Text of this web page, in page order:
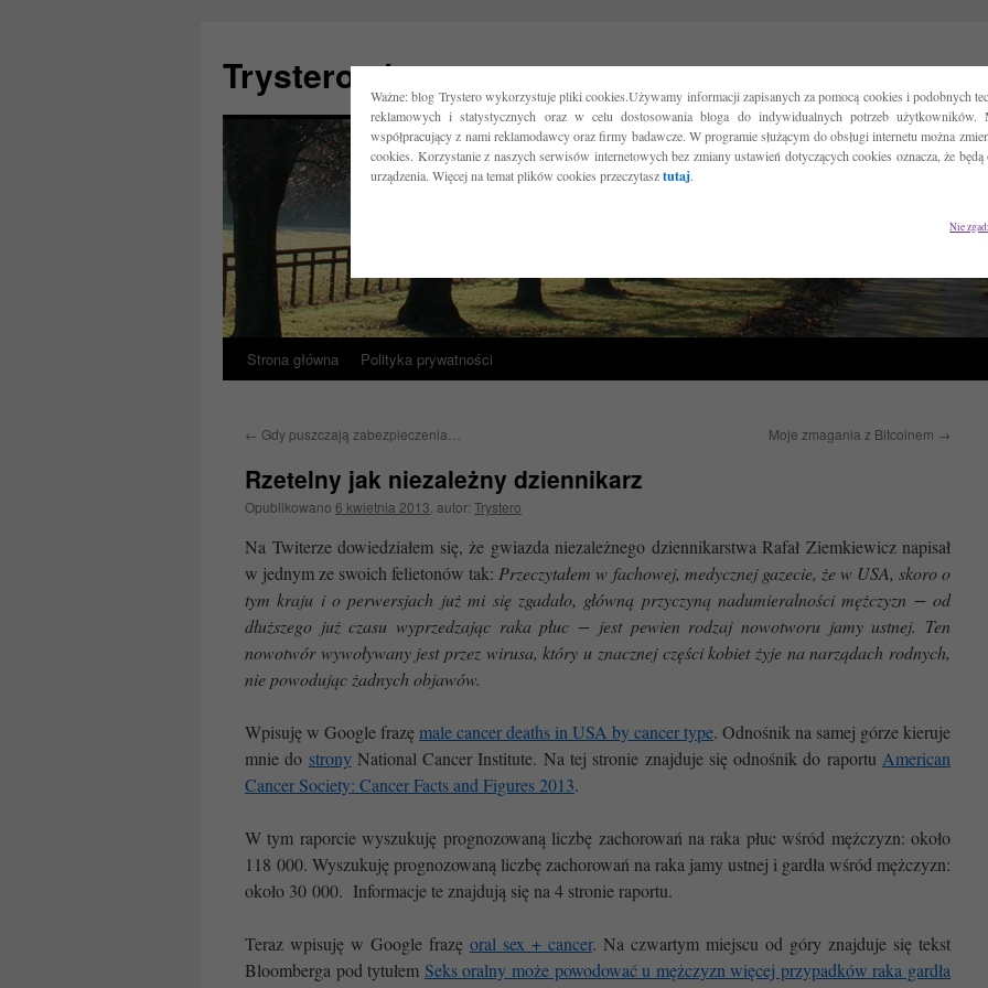
Ważne: blog Trystero wykorzystuje pliki cookies.Używamy informacji zapisanych za pomocą cookies i podobnych
reklamowych i statystycznych oraz w celu dostosowania bloga do indywidualnych potrzeb użytkowników.
współpracujący z nami reklamodawcy oraz firmy badawcze. W programie służącym do obsługi internetu można
cookies. Korzystanie z naszych serwisów internetowych bez zmiany ustawień dotyczących cookies oznacza, że będą
urządzenia. Więcej na temat plików cookies przeczytasztutaj.
Nie
Trystero.pl
Przejdź
treści
Strona główna Polityka prywatności
← Gdy puszczają zabezpieczenia… Moje zmagania z Bitcoinem →
Rzetelny jak niezależny dziennikarz
Opublikowano 6 kwietnia 2013 autor: Trystero
Na Twiterze dowiedziałem się, że gwiazda niezależnego dziennikarstwa Rafał Ziemkiewicz napisał
w jednym ze swoich felietonów tak: Przeczytałem w fachowej, medycznej gazecie, że w USA, skoro o
tym kraju i o perwersjach już mi się zgadało, główną przyczyną nadumieralności mężczyzn − od
dłuższego już czasu wyprzedzając raka płuc − jest pewien rodzaj nowotworu jamy ustnej. Ten
nowotwór wywoływany jest przez wirusa, który u znacznej części kobiet żyje na narządach rodnych,
nie powodując żadnych objawów.
Wpisuję w Google frazęmale cancer deaths in USA by cancer type. Odnośnik na samej górze kieruje
mnie do stronyNational Cancer Institute. Na tej stronie znajduje się odnośnik do raportu American
Cancer Society: Cancer Facts and Figures 2013.
W tym raporcie wyszukuję prognozowaną liczbę zachorowań na raka płuc wśród mężczyzn: około
118 000. Wyszukuję prognozowaną liczbę zachorowań na raka jamy ustnej i gardła wśród mężczyzn:
około 30 000. Informacje te znajdują się na 4 stronie raportu.
Teraz wpisuję w Google frazę oral sex + cancer. Na czwartym miejscu od góry znajduje się tekst
Bloomberga pod tytułem Seks oralny może powodować u mężczyzn więcej przypadków raka gardła